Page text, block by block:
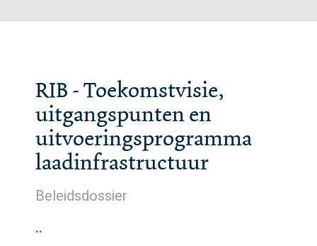
RIB - Toekomstvisie,
uitgangspunten en
uitvoeringsprogramma
laadinfrastructuur
Beleidsdossier
..